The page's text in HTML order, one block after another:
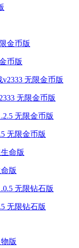
币版
无限金币版
无限金币版
版
无限钻石版